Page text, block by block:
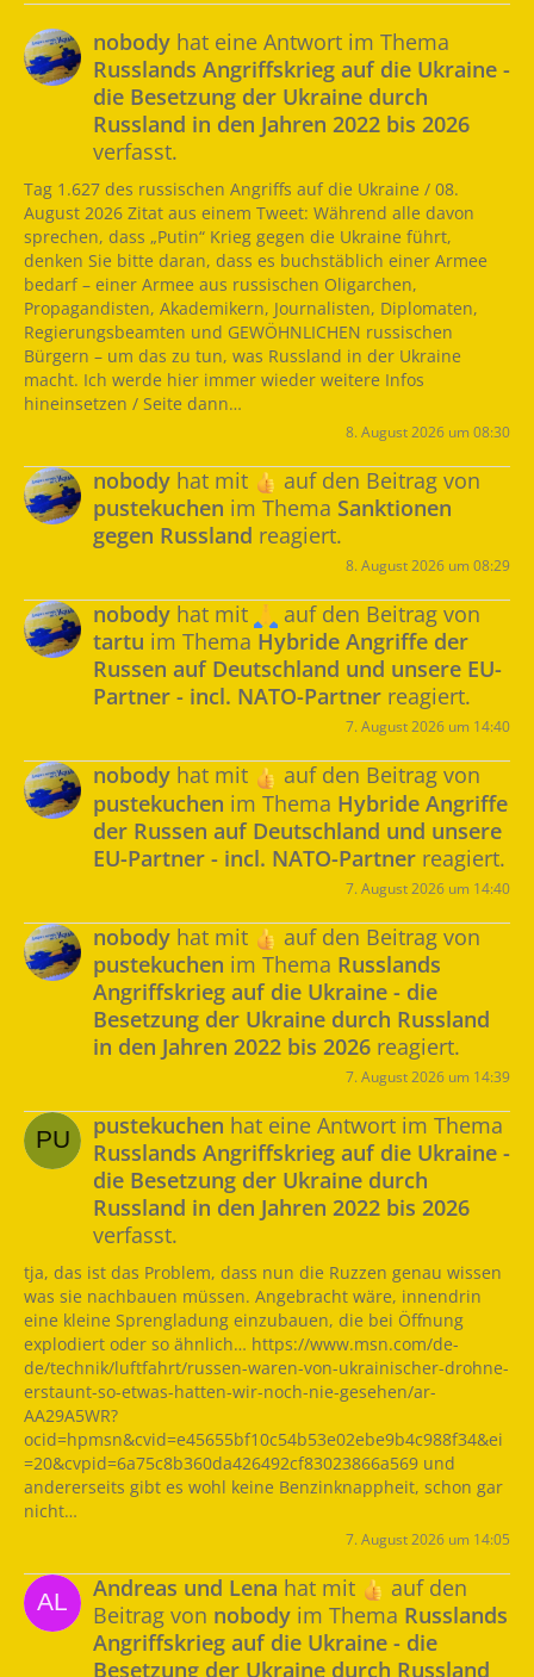
nobody hat eine Antwort im Thema
Russlands Angriffskrieg auf die Ukraine -
die Besetzung der Ukraine durch
Russland in den Jahren 2022 bis 2026
verfasst.
Tag 1.627 des russischen Angriffs auf die Ukraine / 08.
August 2026 Zitat aus einem Tweet: Während alle davon
sprechen, dass „Putin“ Krieg gegen die Ukraine führt,
denken Sie bitte daran, dass es buchstäblich einer Armee
bedarf – einer Armee aus russischen Oligarchen,
Propagandisten, Akademikern, Journalisten, Diplomaten,
Regierungsbeamten und GEWÖHNLICHEN russischen
Bürgern – um das zu tun, was Russland in der Ukraine
macht. Ich werde hier immer wieder weitere Infos
hineinsetzen / Seite dann…
8. August 2026 um 08:30
nobody hat mit
auf den Beitrag von
pustekuchen im Thema Sanktionen
gegen Russland reagiert.
8. August 2026 um 08:29
nobody hat mit
auf den Beitrag von
tartu im Thema Hybride Angriffe der
Russen auf Deutschland und unsere EU-
Partner - incl. NATO-Partner reagiert.
7. August 2026 um 14:40
nobody hat mit
auf den Beitrag von
pustekuchen im Thema Hybride Angriffe
der Russen auf Deutschland und unsere
EU-Partner - incl. NATO-Partner reagiert.
7. August 2026 um 14:40
nobody hat mit
auf den Beitrag von
pustekuchen im Thema Russlands
Angriffskrieg auf die Ukraine - die
Besetzung der Ukraine durch Russland
in den Jahren 2022 bis 2026 reagiert.
7. August 2026 um 14:39
pustekuchen hat eine Antwort im Thema
Russlands Angriffskrieg auf die Ukraine -
die Besetzung der Ukraine durch
Russland in den Jahren 2022 bis 2026
verfasst.
tja, das ist das Problem, dass nun die Ruzzen genau wissen
was sie nachbauen müssen. Angebracht wäre, innendrin
eine kleine Sprengladung einzubauen, die bei Öffnung
explodiert oder so ähnlich… https://www.msn.com/de-
de/technik/luftfahrt/russen-waren-von-ukrainischer-drohne-
erstaunt-so-etwas-hatten-wir-noch-nie-gesehen/ar-
AA29A5WR?
ocid=hpmsn&cvid=e45655bf10c54b53e02ebe9b4c988f34&ei
=20&cvpid=6a75c8b360da426492cf83023866a569 und
andererseits gibt es wohl keine Benzinknappheit, schon gar
nicht…
7. August 2026 um 14:05
Andreas und Lena hat mit
auf den
Beitrag von nobody im Thema Russlands
Angriffskrieg auf die Ukraine - die
Besetzung der Ukraine durch Russland